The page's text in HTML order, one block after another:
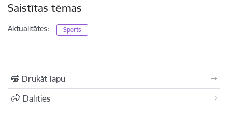
Saistītas tēmas
Aktualitātes: Sports
Drukāt lapu
Dalīties